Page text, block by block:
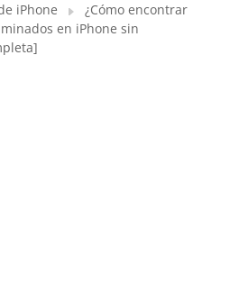
iPhone
¿Cómo encontrar
en iPhone sin